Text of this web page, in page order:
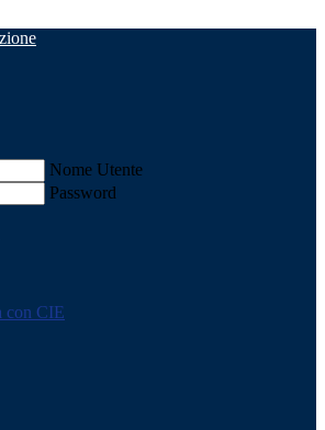
Nome Utente
Password
con CIE